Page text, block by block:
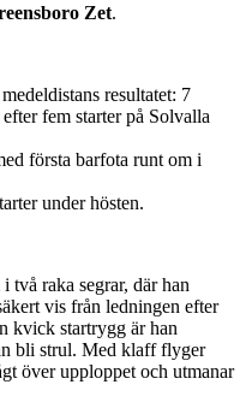
Zet.
resultatet: 7
fem starter på Solvalla
första barfota runt om i
under hösten.
två raka segrar, där han
vis från ledningen efter
kvick startrygg är han
bli strul. Med klaff flyger
över upploppet och utmanar